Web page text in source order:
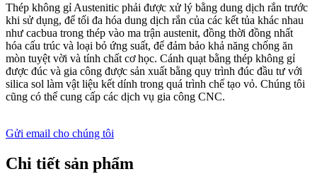
Thép không gỉ Austenitic phải được xử lý bằng dung dịch rắn trước
khi sử dụng, để tối đa hóa dung dịch rắn của các kết tủa khác nhau
như cacbua trong thép vào ma trận austenit, đồng thời đồng nhất
hóa cấu trúc và loại bỏ ứng suất, để đảm bảo khả năng chống ăn
mòn tuyệt vời và tính chất cơ học. Cánh quạt bằng thép không gỉ
được đúc và gia công được sản xuất bằng quy trình đúc đầu tư với
silica sol làm vật liệu kết dính trong quá trình chế tạo vỏ. Chúng tôi
cũng có thể cung cấp các dịch vụ gia công CNC.
Gửi email cho chúng tôi
Chi tiết sản phẩm